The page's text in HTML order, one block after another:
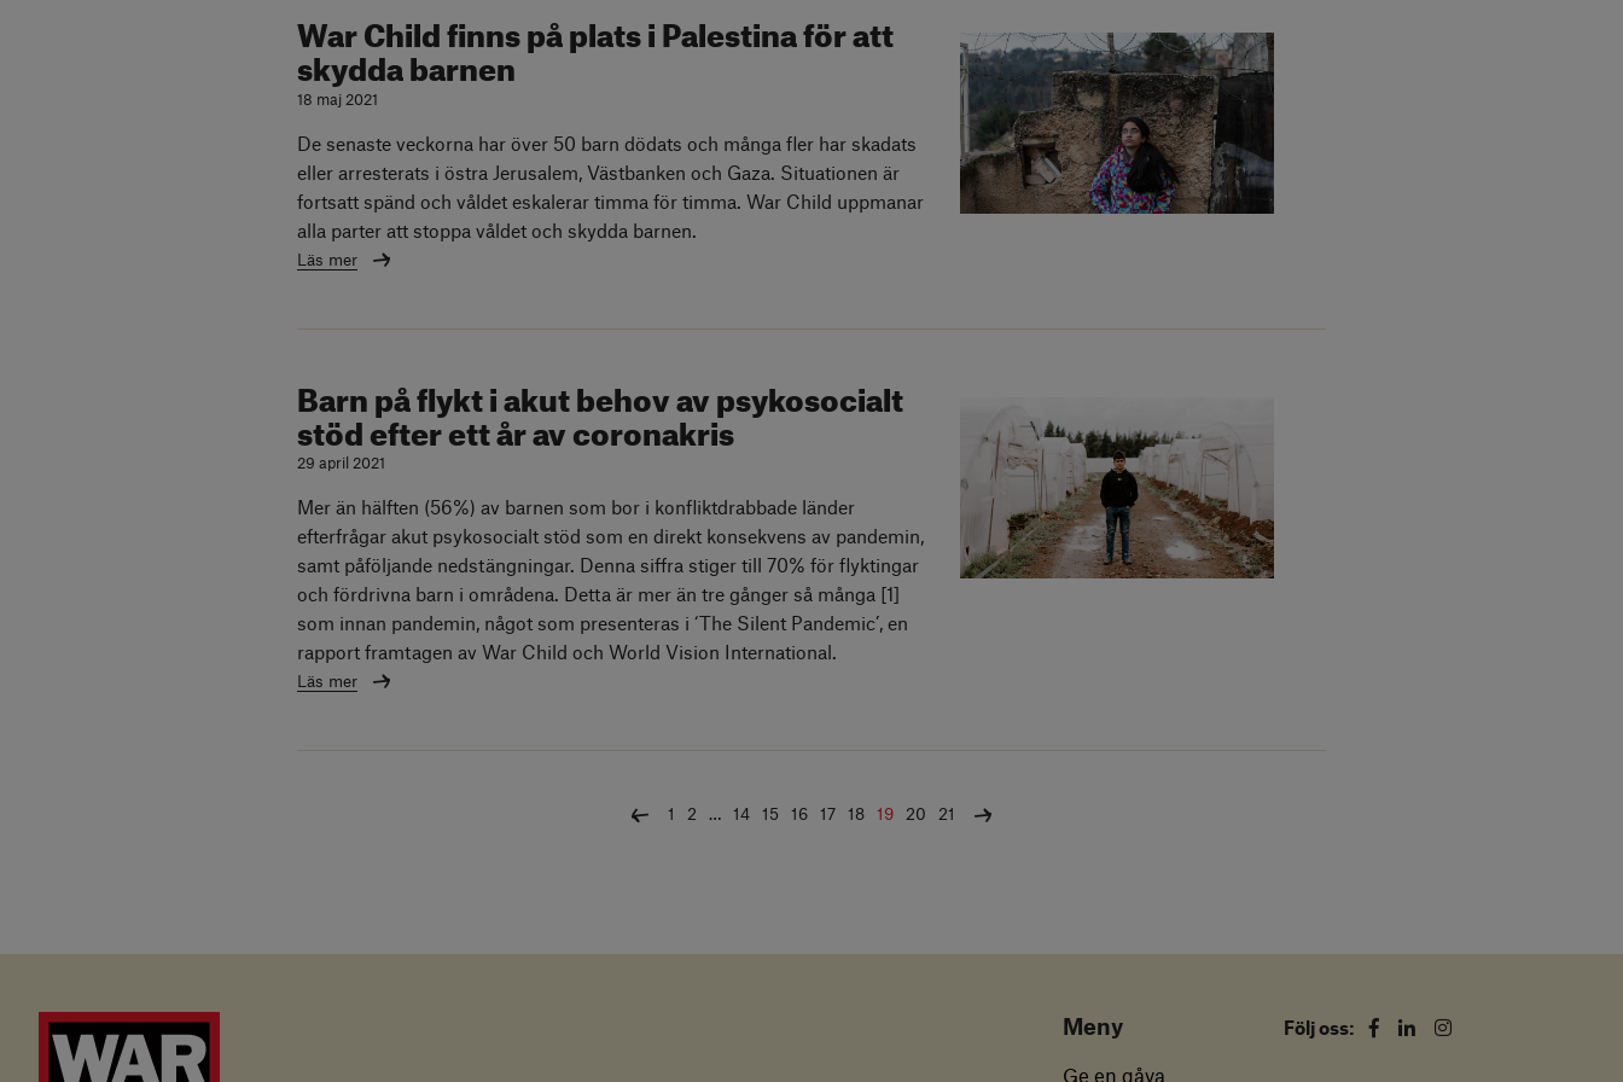
War Child finns på plats i Palestina för att
skydda barnen
18 maj 2021
De senaste veckorna har över 50 barn dödats och många fler har skadats
eller arresterats i östra Jerusalem, Västbanken och Gaza. Situationen är
fortsatt spänd och våldet eskalerar timma för timma. War Child uppmanar
alla parter att stoppa våldet och skydda barnen.
Läs mer
Barn på flykt i akut behov av psykosocialt
stöd efter ett år av coronakris
29 april 2021
Mer än hälften (56%) av barnen som bor i konfliktdrabbade länder
efterfrågar akut psykosocialt stöd som en direkt konsekvens av pandemin,
samt påföljande nedstängningar. Denna siffra stiger till 70% för flyktingar
och fördrivna barn i områdena. Detta är mer än tre gånger så många [1]
som innan pandemin, något som presenteras i ‘The Silent Pandemic’, en
rapport framtagen av War Child och World Vision International.
Läs mer
Föregående
1 2 … 14 15 16 17 18 19 20 21 Nästa
Meny
Ge en gåva
Följ oss: Facebook
LinkedinInstagram